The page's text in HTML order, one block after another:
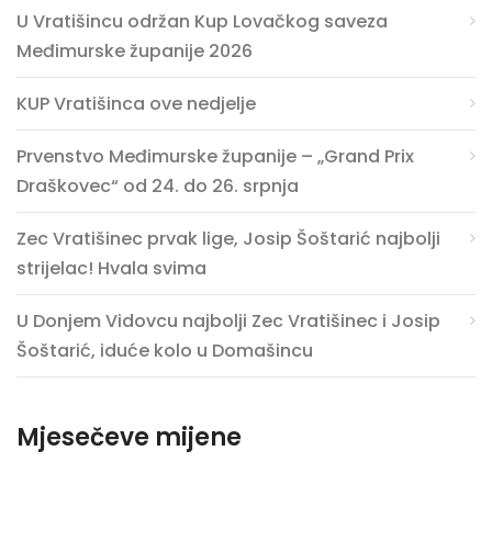
U Vratišincu održan Kup Lovačkog saveza
Međimurske županije 2026
KUP Vratišinca ove nedjelje
Prvenstvo Međimurske županije – „Grand Prix
Draškovec“ od 24. do 26. srpnja
Zec Vratišinec prvak lige, Josip Šoštarić najbolji
strijelac! Hvala svima
U Donjem Vidovcu najbolji Zec Vratišinec i Josip
Šoštarić, iduće kolo u Domašincu
Mjesečeve mijene